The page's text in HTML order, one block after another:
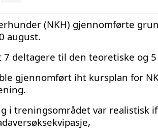
(NKH) gjennomførte
august.
7 deltagere til den teoretiske og
gjennomført iht kursplan for
i treningsområdet var realistisk